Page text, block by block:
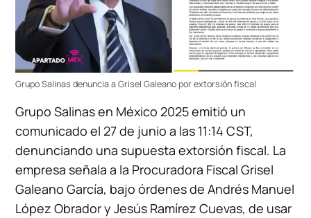
Grupo Salinas denuncia a Grisel Galeano por extorsión fiscal
Grupo Salinas en México 2025 emitió un
comunicado el 27 de junio a las 11:14 CST,
denunciando una supuesta extorsión fiscal. La
empresa señala a la Procuradora Fiscal Grisel
Galeano García, bajo órdenes de Andrés Manuel
López Obrador y Jesús Ramírez Cuevas, de usar